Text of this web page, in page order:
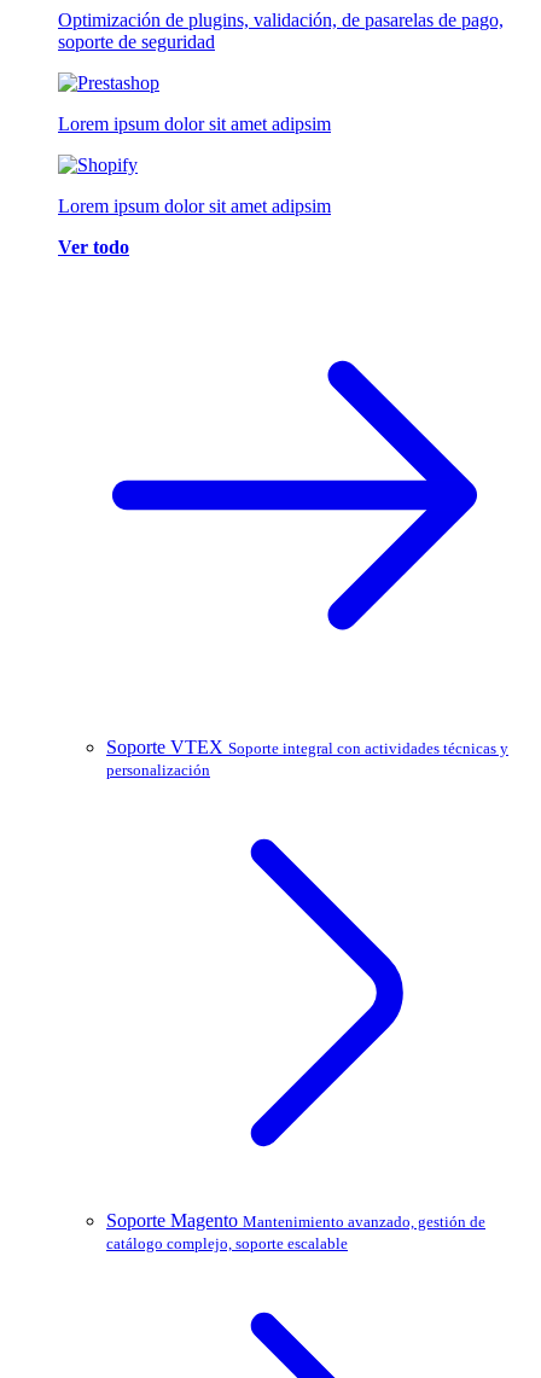
Optimización de plugins, validación, de pasarelas de pago,
soporte de seguridad
Lorem ipsum dolor sit amet adipsim
Lorem ipsum dolor sit amet adipsim
Ver todo
Soporte VTEX Soporte integral con actividades técnicas y
personalización
Soporte Magento Mantenimiento avanzado, gestión de
catálogo complejo, soporte escalable